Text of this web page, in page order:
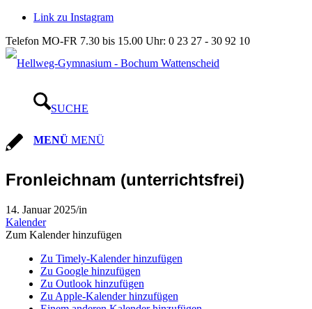
Link zu Instagram
Telefon MO-FR 7.30 bis 15.00 Uhr: 0 23 27 - 30 92 10
SUCHE
MENÜ MENÜ
Fronleichnam (unterrichtsfrei)
14. Januar 2025/in
Kalender
Zum Kalender hinzufügen
Zu Timely-Kalender hinzufügen
Zu Google hinzufügen
Zu Outlook hinzufügen
Zu Apple-Kalender hinzufügen